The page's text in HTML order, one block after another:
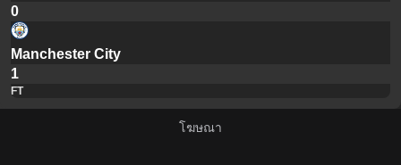
0
Manchester City
1
FT